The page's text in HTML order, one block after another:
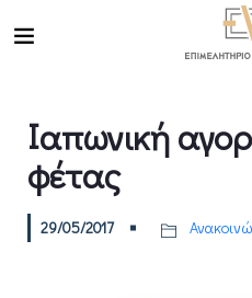
Ιαπωνική
φέτας
29/05/2017